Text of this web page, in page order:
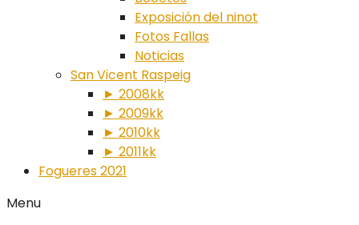
Exposición del ninot
Fotos Fallas
Noticias
San Vicent Raspeig
► 2008kk
► 2009kk
► 2010kk
► 2011kk
Fogueres 2021
Menu